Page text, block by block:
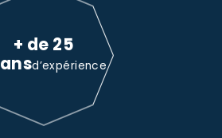
+ de 25
ansd’expérience